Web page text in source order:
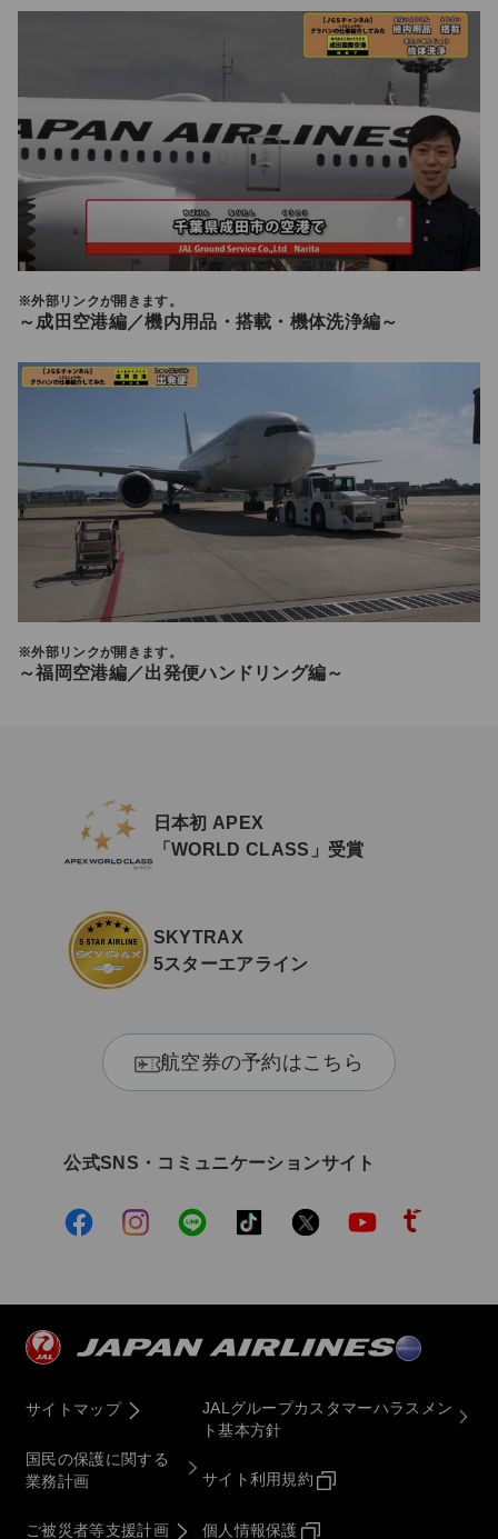
※外部リンクが開きます。
～成田空港編／機内用品・搭載・機体洗浄編～
※外部リンクが開きます。
～福岡空港編／出発便ハンドリング編～
日本初 APEX
「WORLD CLASS」受賞
SKYTRAX
5スターエアライン
航空券の予約はこちら
公式SNS・コミュニケーションサイト
サイトマップ
国民の保護に関する
業務計画
ご被災者等支援計画
JALグループカスタマーハラスメン
ト基本方針
サイト利用規約
個人情報保護